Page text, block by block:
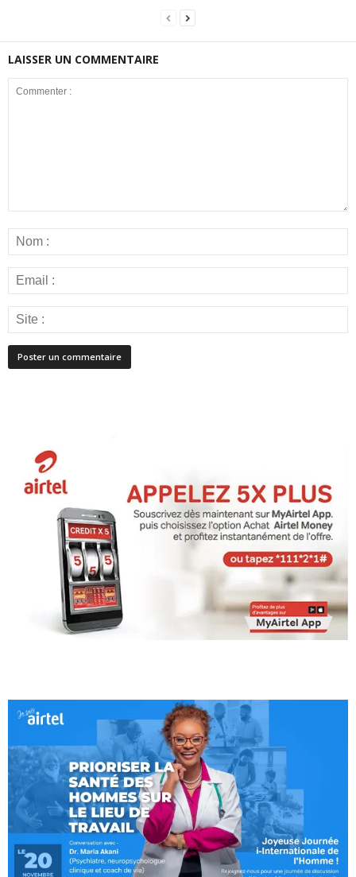
LAISSER UN COMMENTAIRE